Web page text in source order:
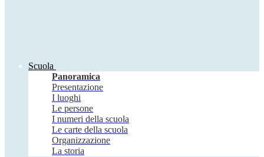
Scuola
Panoramica
Presentazione
I luoghi
Le persone
I numeri della scuola
Le carte della scuola
Organizzazione
La storia